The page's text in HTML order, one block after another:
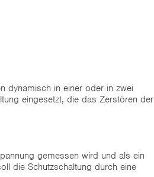
dynamisch in einer oder in zwei
eingesetzt, die das Zerstören der
gemessen wird und als ein
die Schutzschaltung durch eine